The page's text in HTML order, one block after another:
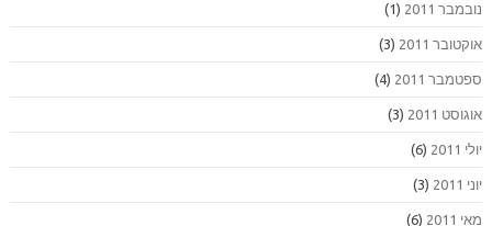
נובמבר 2011 (1)
אוקטובר 2011 (3)
ספטמבר 2011 (4)
אוגוסט 2011 (3)
יולי 2011 (6)
יוני 2011 (3)
מאי 2011 (6)